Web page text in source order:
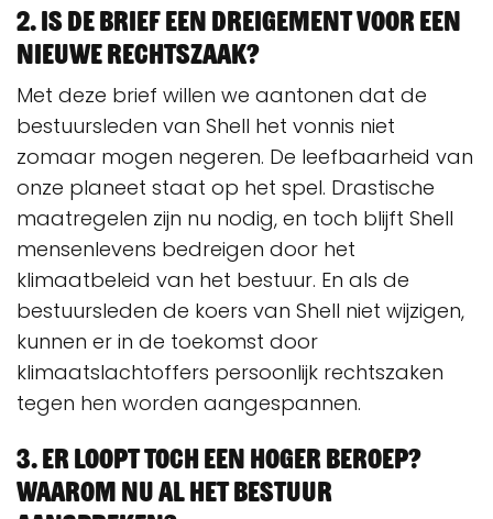
2. Is de brief een dreigement voor een
nieuwe rechtszaak?
Met deze brief willen we aantonen dat de
bestuursleden van Shell het vonnis niet
zomaar mogen negeren. De leefbaarheid van
onze planeet staat op het spel. Drastische
maatregelen zijn nu nodig, en toch blijft Shell
mensenlevens bedreigen door het
klimaatbeleid van het bestuur. En als de
bestuursleden de koers van Shell niet wijzigen,
kunnen er in de toekomst door
klimaatslachtoffers persoonlijk rechtszaken
tegen hen worden aangespannen.
3. Er loopt toch een hoger beroep?
Waarom nu al het bestuur